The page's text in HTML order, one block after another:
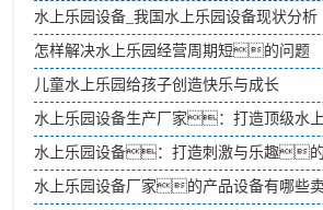
水上乐园设备_我国水上乐园设备现状分析
怎样解决水上乐园经营周期短的问题
儿童水上乐园给孩子创造快乐与成长
水上乐园设备生产厂家：打造顶级水
水上乐园设备：打造刺激与乐趣
水上乐园设备厂家的产品设备有哪些